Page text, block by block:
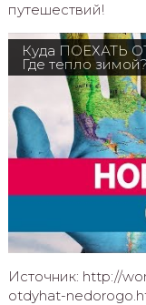
путешествий!
Куда ПОЕХАТЬ
Где тепло зимой?
Источник: http://
otdyhat-